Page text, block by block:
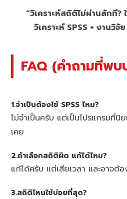
“วิเคราะห์สถิติไม่ผ่านสักที?
วิเคราะห์ SPSS + งานวิจั
FAQ (คำถามที่พ
1.จำเป็นต้องใช้ SPSS ไหม?
ไม่จำเป็นครับ แต่เป็นโปรแกรมที่
เคย
2.ถ้าเลือกสถิติผิด แก้ได้ไหม?
แก้ได้ครับ แต่เสียเวลา และอาจต้อ
3.สถิติไหนใช้บ่อยที่สุด?